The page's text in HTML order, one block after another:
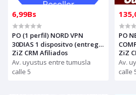
6,99Bs
PO (1 perfil) NORD VPN
30DIAS 1 dispositvo (entrega
al whasap)
ZiZ CRM Afiliados
Av. uyustus entre tumusla
calle 5
PO
ZiZ
Av.
calle